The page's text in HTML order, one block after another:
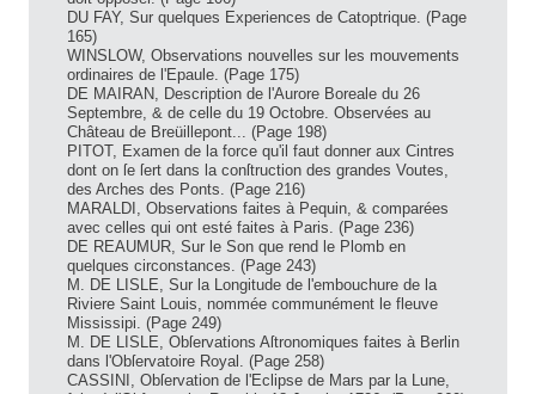
DU FAY, Sur quelques Experiences de Catoptrique. (Page
165)
WINSLOW, Observations nouvelles sur les mouvements
ordinaires de l'Epaule. (Page 175)
DE MAIRAN, Description de l'Aurore Boreale du 26
Septembre, & de celle du 19 Octobre. Observées au
Château de Breüillepont... (Page 198)
PITOT, Examen de la force qu'il faut donner aux Cintres
dont on ſe ſert dans la conſtruction des grandes Voutes,
des Arches des Ponts. (Page 216)
MARALDI, Observations faites à Pequin, & comparées
avec celles qui ont esté faites à Paris. (Page 236)
DE REAUMUR, Sur le Son que rend le Plomb en
quelques circonstances. (Page 243)
M. DE LISLE, Sur la Longitude de l'embouchure de la
Riviere Saint Louis, nommée communément le fleuve
Mississipi. (Page 249)
M. DE LISLE, Obſervations Aſtronomiques faites à Berlin
dans l'Obſervatoire Royal. (Page 258)
CASSINI, Obſervation de l'Eclipse de Mars par la Lune,